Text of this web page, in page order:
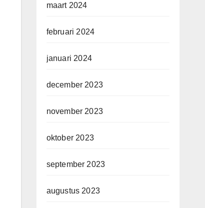
maart 2024
februari 2024
januari 2024
december 2023
november 2023
oktober 2023
september 2023
augustus 2023